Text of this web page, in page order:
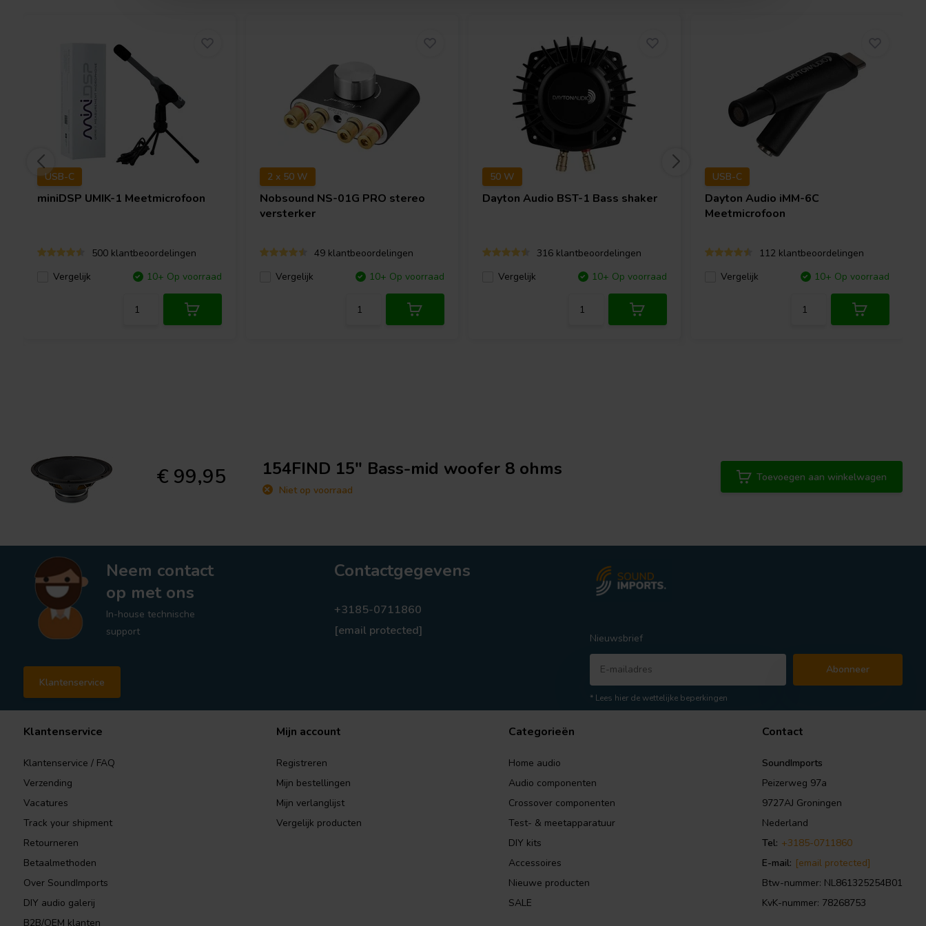
USB-C
miniDSP UMIK-1 Meetmicrofoon
500 klantbeoordelingen
Vergelijk
10+ Op voorraad
2 x 50 W
Nobsound NS-01G PRO stereo
versterker
49 klantbeoordelingen
Vergelijk
10+ Op voorraad
50 W
Dayton Audio BST-1 Bass shaker
316 klantbeoordelingen
Vergelijk
10+ Op voorraad
USB-C
Dayton Audio iMM-6C
Meetmicrofoon
112 klantbeoordelingen
Vergelijk
10+ Op voorraad
€ 99,95 154FIND 15" Bass-mid woofer 8 ohms
Niet op voorraad
Toevoegen aan winkelwagen
Neem contact
op met ons
In-house technische
support
Klantenservice
Contactgegevens
+3185-0711860
[email protected]
Nieuwsbrief
Abonneer
* Lees hier de wettelijke beperkingen
Klantenservice
Klantenservice / FAQ
Verzending
Vacatures
Track your shipment
Retourneren
Betaalmethoden
Over SoundImports
DIY audio galerij
B2B/OEM klanten
Mijn account
Registreren
Mijn bestellingen
Mijn verlanglijst
Vergelijk producten
Categorieën
Home audio
Audio componenten
Crossover componenten
Test- & meetapparatuur
DIY kits
Accessoires
Nieuwe producten
SALE
Contact
SoundImports
Peizerweg 97a
9727AJ Groningen
Nederland
Tel: +3185-0711860
E-mail: [email protected]
Btw-nummer: NL861325254B01
KvK-nummer: 78268753